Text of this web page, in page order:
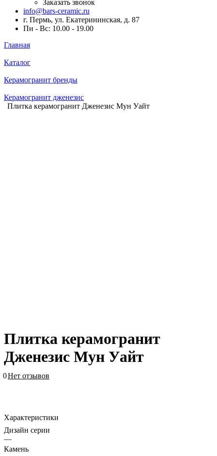
Заказать звонок
info@bars-ceramic.ru
г. Пермь, ул. Екатерининская, д. 87
Пн - Вс: 10.00 - 19.00
Главная
Каталог
Керамогранит бренды
Керамогранит дженезис
Плитка керамогранит Дженезис Мун Уайт
Плитка керамогранит
Дженезис Мун Уайт
0Нет отзывов
Характеристики
Дизайн серии
—
Камень